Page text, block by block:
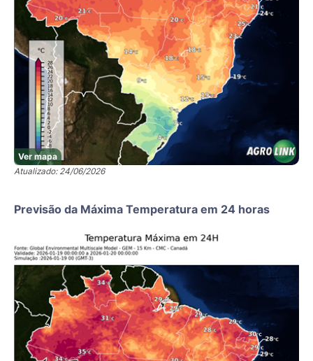
Ver mapa
Atualizado: 24/06/2026
Previsão da Máxima Temperatura em 24 horas